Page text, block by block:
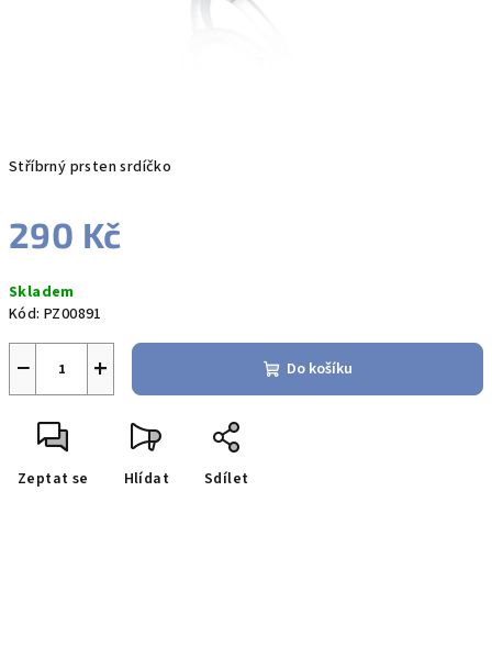
Stříbrný prsten srdíčko
290 Kč
cena:
Skladem
Kód: PZ00891
+
− Do košíku
Zeptat se Hlídat Sdílet